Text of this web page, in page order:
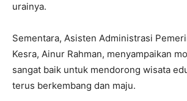
urainya.
Sementara, Asisten Administrasi
Kesra, Ainur Rahman, menyampaikan
sangat baik untuk mendorong wisata
terus berkembang dan maju.